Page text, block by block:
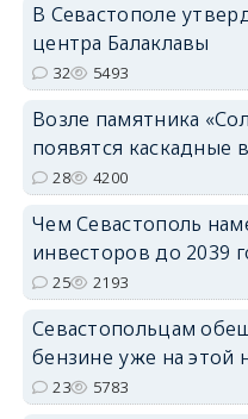
В Севастополе
центра Балаклавы
32 5493
Возле памятника
появятся каскадные
28 4200
Чем Севастополь
инвесторов до 2039
25 2193
Севастопольцам
бензине уже на этой
23 5783